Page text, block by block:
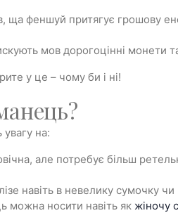
ща феншуй притягує грошову
мов дорогоцінні монети
у це – чому би і ні!
увагу на:
але потребує більш
навіть в невелику сумочку
можна носити навіть як жіночу